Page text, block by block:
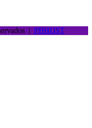
| PBHOST